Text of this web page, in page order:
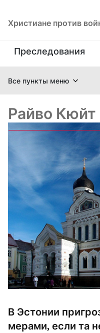
Христиане против
Преследования
Все пункты меню
Райво Кюйт
В Эстонии
мерами, если та